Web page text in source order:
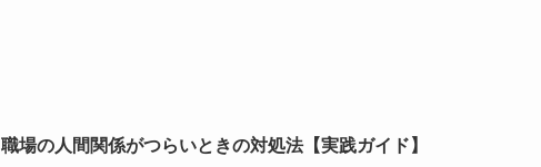
職場の人間関係がつらいときの対処法【実践ガイド】